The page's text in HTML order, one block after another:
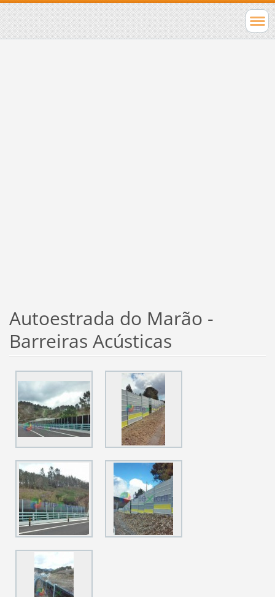
Autoestrada do Marão -
Barreiras Acústicas